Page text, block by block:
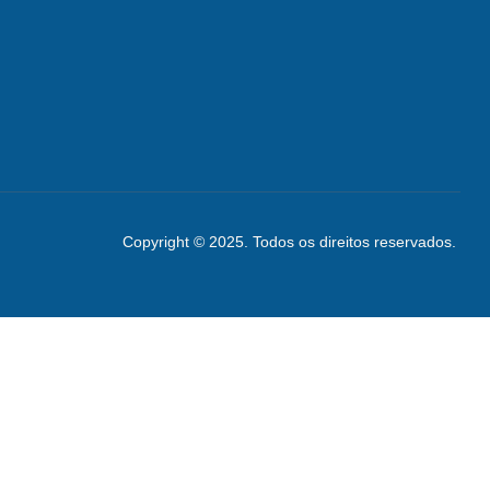
Copyright © 2025. Todos os direitos reservados.